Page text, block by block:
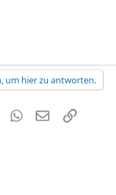
um hier zu antworten.
Tumblr WhatsApp
E-MailLink